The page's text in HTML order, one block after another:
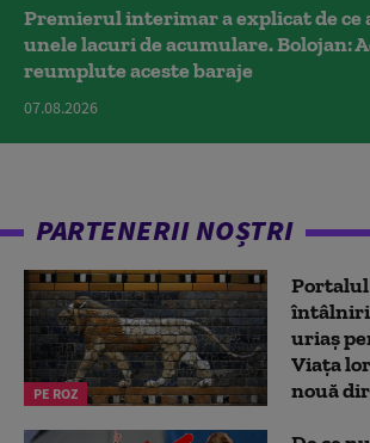
Premierul interimar a explicat de ce
unele lacuri de acumulare. Bolojan:
reumplute aceste baraje
07.08.2026
PARTENERII NOȘTRI
PE ROZ
întâlniri
uriaș
Viața
nouă